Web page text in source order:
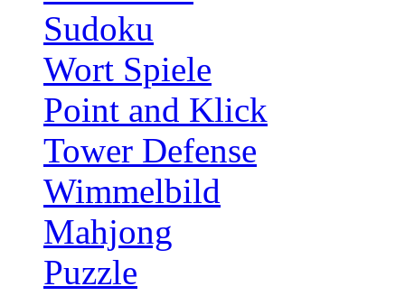
Sudoku
Wort Spiele
Point and Klick
Tower Defense
Wimmelbild
Mahjong
Puzzle